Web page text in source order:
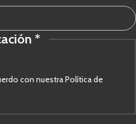
*
con nuestra Política de